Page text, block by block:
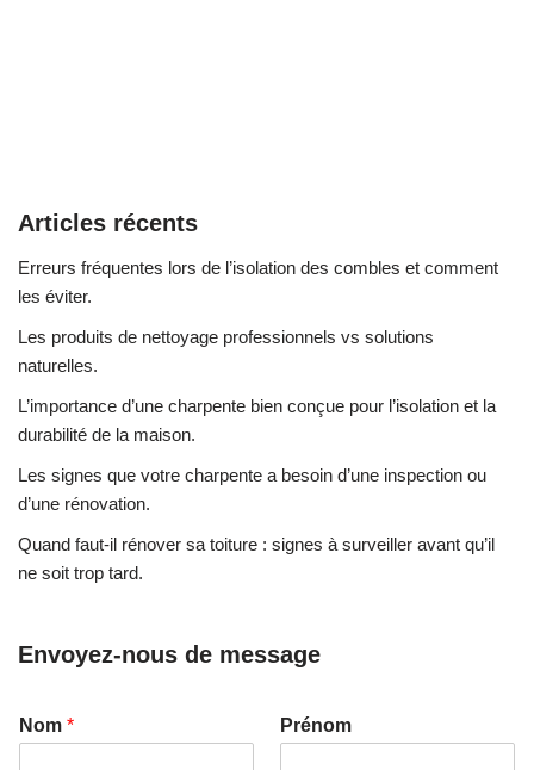
Articles récents
Erreurs fréquentes lors de l’isolation des combles et comment
les éviter.
Les produits de nettoyage professionnels vs solutions
naturelles.
L’importance d’une charpente bien conçue pour l’isolation et la
durabilité de la maison.
Les signes que votre charpente a besoin d’une inspection ou
d’une rénovation.
Quand faut-il rénover sa toiture : signes à surveiller avant qu’il
ne soit trop tard.
Envoyez-nous de message
Nom * Prénom